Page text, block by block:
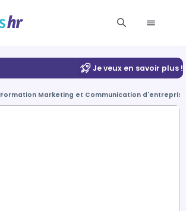
Je veux en savoir plus !
Formation Marketing et Communication d'entreprise